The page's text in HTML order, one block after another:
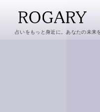
占いをもっと身近に。あなたの未来